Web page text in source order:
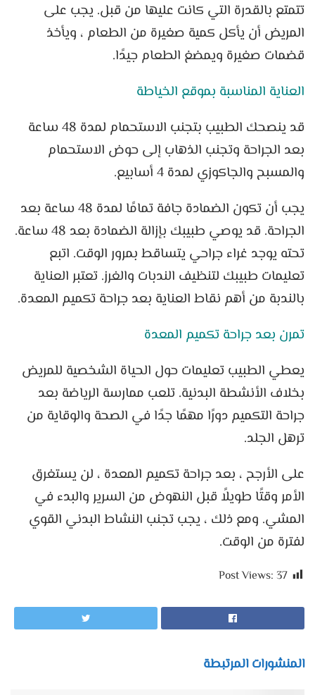
تتمتع بالقدرة التي كانت عليها من قبل. يجب على
المريض أن يأكل كمية صغيرة من الطعام ، ويأخذ
قضمات صغيرة ويمضغ الطعام جيدًا.
العناية المناسبة بموقع الخياطة
قد ينصحك الطبيب بتجنب الاستحمام لمدة 48 ساعة
بعد الجراحة وتجنب الذهاب إلى حوض الاستحمام
والمسبح والجاكوزي لمدة 4 أسابيع.
يجب أن تكون الضمادة جافة تمامًا لمدة 48 ساعة بعد
الجراحة. قد يوصي طبيبك بإزالة الضمادة بعد 48 ساعة.
تحته يوجد غراء جراحي يتساقط بمرور الوقت. اتبع
تعليمات طبيبك لتنظيف الندبات والغرز. تعتبر العناية
بالندبة من أهم نقاط العناية بعد جراحة تكميم المعدة.
تمرن بعد جراحة تكميم المعدة
يعطي الطبيب تعليمات حول الحياة الشخصية للمريض
بخلاف الأنشطة البدنية. تلعب ممارسة الرياضة بعد
جراحة التكميم دورًا مهمًا جدًا في الصحة والوقاية من
ترهل الجلد.
على الأرجح ، بعد جراحة تكميم المعدة ، لن يستغرق
الأمر وقتًا طويلاً قبل النهوض من السرير والبدء في
المشي. ومع ذلك ، يجب تجنب النشاط البدني القوي
لفترة من الوقت.
Post Views: 37
المنشورات المرتبطة